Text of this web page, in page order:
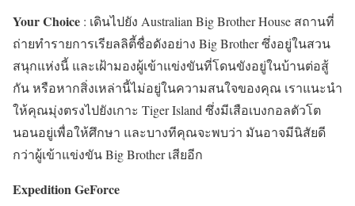
Your Choice : เดินไปยัง Australian Big Brother House สถานที่
ถ่ายทำรายการเรียลลิตี้ชื่อดังอย่าง Big Brother ซึ่งอยู่ในสวน
สนุกแห่งนี้ และเฝ้ามองผู้เข้าแข่งขันที่โดนขังอยู่ในบ้านต่อสู้
กัน หรือหากสิ่งเหล่านี้ไม่อยู่ในความสนใจของคุณ เราแนะนำ
ให้คุณมุ่งตรงไปยังเกาะ Tiger Island ซึ่งมีเสือเบงกอลตัวโต
นอนอยู่เพื่อให้ศึกษา และบางทีคุณจะพบว่า มันอาจมีนิสัยดี
กว่าผู้เข้าแข่งขัน Big Brother เสียอีก
Expedition GeForce